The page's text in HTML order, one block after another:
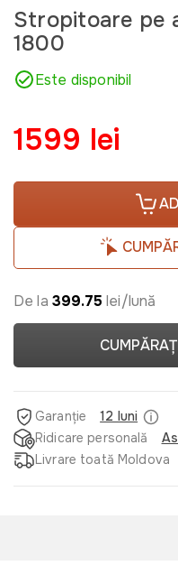
Stropitoare pe
1800
Este disponibil
1599 lei
De la 399.75 lei/lună
Garanție
12 luni
Ridicare personală
Livrare toată Moldova